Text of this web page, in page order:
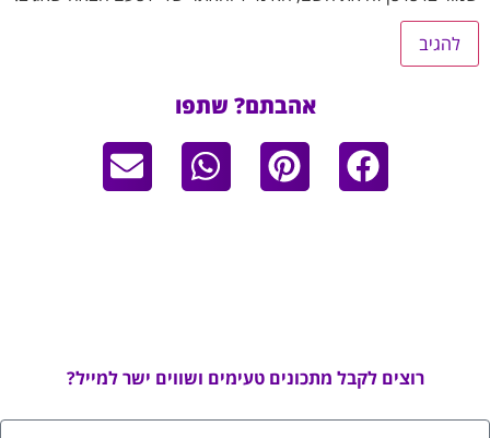
אהבתם? שתפו
רוצים לקבל מתכונים טעימים ושווים ישר למייל?